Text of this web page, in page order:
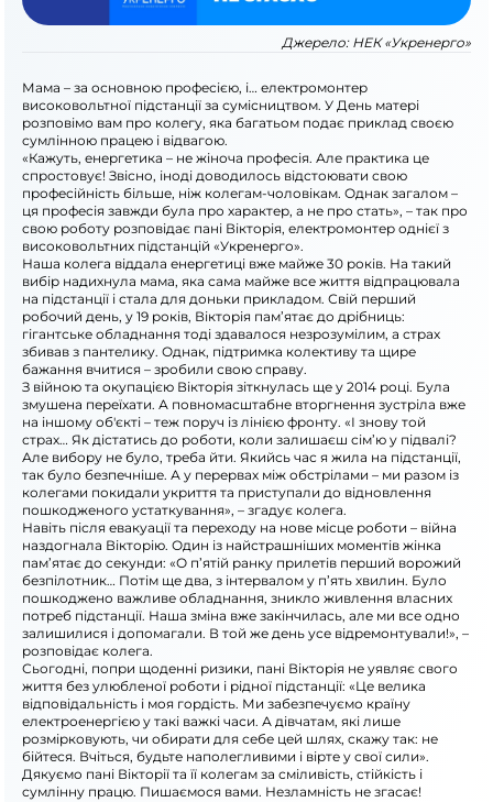
Джерело: НЕК «Укренерго»
Мама – за основною професією, і… електромонтер
високовольтної підстанції за сумісництвом. У День матері
розповімо вам про колегу, яка багатьом подає приклад своєю
сумлінною працею і відвагою.
«Кажуть, енергетика – не жіноча професія. Але практика це
спростовує! Звісно, іноді доводилось відстоювати свою
професійність більше, ніж колегам-чоловікам. Однак загалом –
ця професія завжди була про характер, а не про стать», – так про
свою роботу розповідає пані Вікторія, електромонтер однієї з
високовольтних підстанцій «Укренерго».
Наша колега віддала енергетиці вже майже 30 років. На такий
вибір надихнула мама, яка сама майже все життя відпрацювала
на підстанції і стала для доньки прикладом. Свій перший
робочий день, у 19 років, Вікторія пам’ятає до дрібниць:
гігантське обладнання тоді здавалося незрозумілим, а страх
збивав з пантелику. Однак, підтримка колективу та щире
бажання вчитися – зробили свою справу.
З війною та окупацією Вікторія зіткнулась ще у 2014 році. Була
змушена переїхати. А повномасштабне вторгнення зустріла вже
на іншому об'єкті – теж поруч із лінією фронту. «І знову той
страх… Як дістатись до роботи, коли залишаєш сім’ю у підвалі?
Але вибору не було, треба йти. Якийсь час я жила на підстанції,
так було безпечніше. А у перервах між обстрілами – ми разом із
колегами покидали укриття та приступали до відновлення
пошкодженого устаткування», – згадує колега.
Навіть після евакуації та переходу на нове місце роботи – війна
наздогнала Вікторію. Один із найстрашніших моментів жінка
пам’ятає до секунди: «О п’ятій ранку прилетів перший ворожий
безпілотник… Потім ще два, з інтервалом у п’ять хвилин. Було
пошкоджено важливе обладнання, зникло живлення власних
потреб підстанції. Наша зміна вже закінчилась, але ми все одно
залишилися і допомагали. В той же день усе відремонтували!», –
розповідає колега.
Сьогодні, попри щоденні ризики, пані Вікторія не уявляє свого
життя без улюбленої роботи і рідної підстанції: «Це велика
відповідальність і моя гордість. Ми забезпечуємо країну
електроенергією у такі важкі часи. А дівчатам, які лише
розмірковують, чи обирати для себе цей шлях, скажу так: не
бійтеся. Вчіться, будьте наполегливими і вірте у свої сили».
Дякуємо пані Вікторії та її колегам за сміливість, стійкість і
сумлінну працю. Пишаємося вами. Незламність не згасає!